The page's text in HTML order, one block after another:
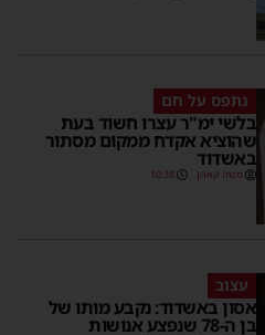
נתפס על חם
בלשי ימ"ר עצרו חשוד בעת
שהוציא אקדח ממקום מסתור
באשדוד
משה קאהן 10:38
עצוב
אסון באשדוד: נקבע מותו של
בן ה-78 שנפצע אנושות